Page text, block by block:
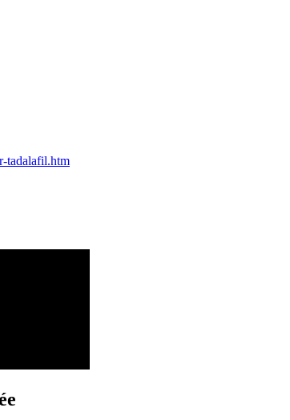
tadalafil.htm